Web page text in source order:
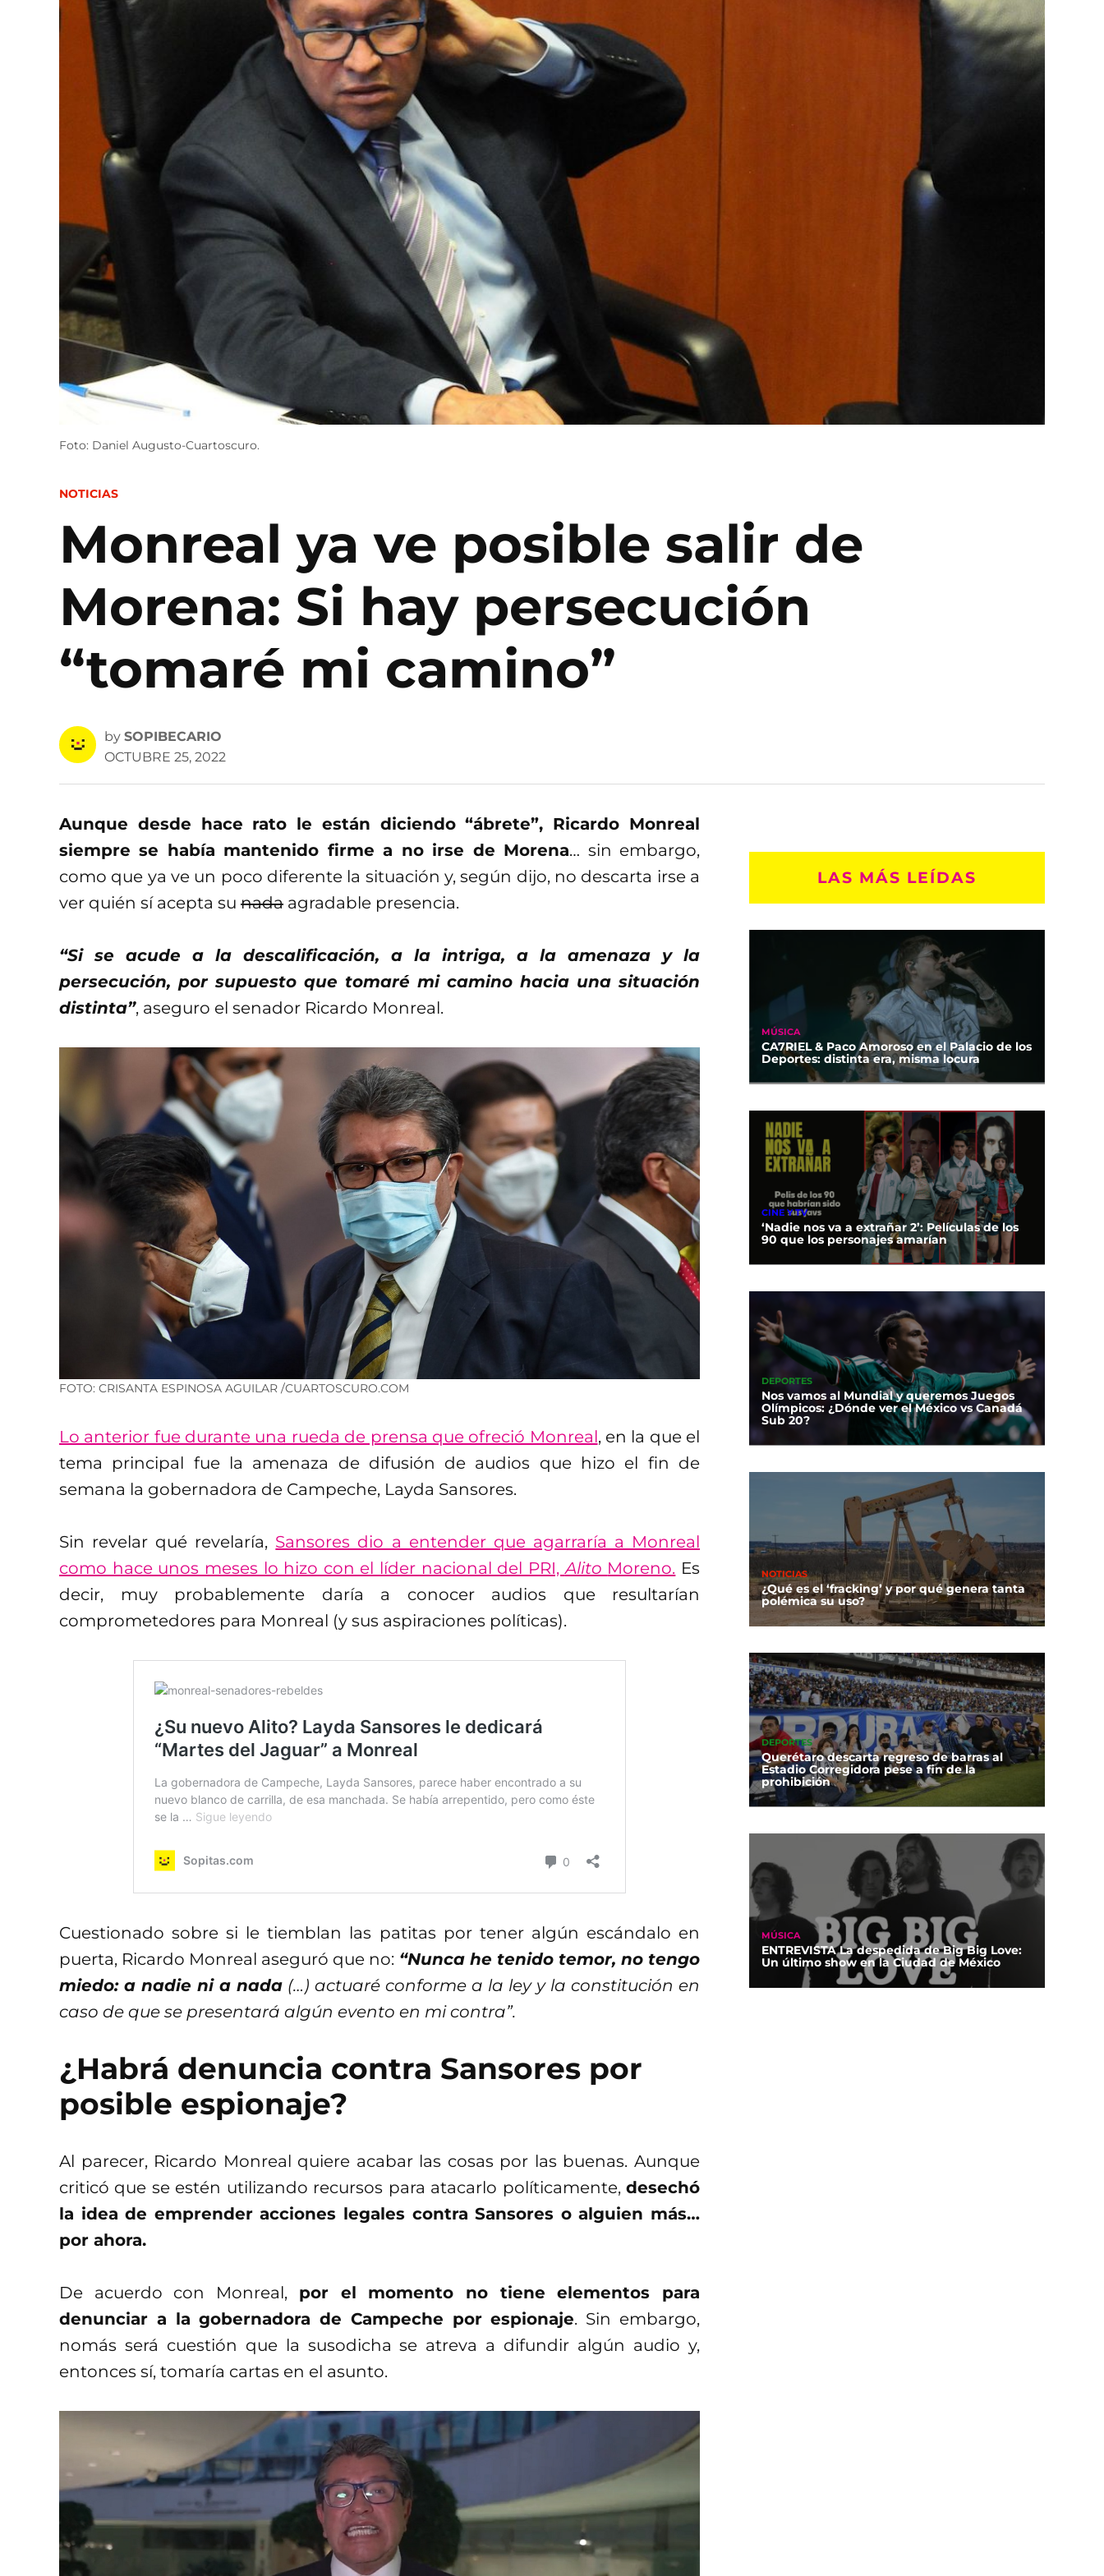
Foto: Daniel Augusto-Cuartoscuro.
POSTED
NOTICIAS
Monreal ya ve posible salir de
Morena: Si hay persecución
“tomaré mi camino”
by SOPIBECARIO
OCTUBRE 25, 2022
Aunque desde hace rato le están diciendo “ábrete”, Ricardo Monreal
siempre se había mantenido firme a no irse de Morena… sin embargo,
como que ya ve un poco diferente la situación y, según dijo, no descarta irse a
ver quién sí acepta su nada agradable presencia.
“Si se acude a la descalificación, a la intriga, a la amenaza y la
persecución, por supuesto que tomaré mi camino hacia una situación
distinta”, aseguro el senador Ricardo Monreal.
FOTO: CRISANTA ESPINOSA AGUILAR /CUARTOSCURO.COM
Lo anterior fue durante una rueda de prensa que ofreció Monreal, en la que el
tema principal fue la amenaza de difusión de audios que hizo el fin de
semana la gobernadora de Campeche, Layda Sansores.
Sin revelar qué revelaría, Sansores dio a entender que agarraría a Monreal
como hace unos meses lo hizo con el líder nacional del PRI,Alito Moreno. Es
decir, muy probablemente daría a conocer audios que resultarían
comprometedores para Monreal (y sus aspiraciones políticas).
Cuestionado sobre si le tiemblan las patitas por tener algún escándalo en
puerta, Ricardo Monreal aseguró que no: “Nunca he tenido temor, no tengo
miedo: a nadie ni a nada (…) actuaré conforme a la ley y la constitución en
caso de que se presentará algún evento en mi contra”.
¿Habrá denuncia contra Sansores por
posible espionaje?
Al parecer, Ricardo Monreal quiere acabar las cosas por las buenas. Aunque
criticó que se estén utilizando recursos para atacarlo políticamente, desechó
la idea de emprender acciones legales contra Sansores o alguien más…
por ahora.
De acuerdo con Monreal, por el momento no tiene elementos para
denunciar a la gobernadora de Campeche por espionaje. Sin embargo,
nomás será cuestión que la susodicha se atreva a difundir algún audio y,
entonces sí, tomaría cartas en el asunto.
LAS MÁS LEÍDAS
MÚSICA
CA7RIEL & Paco Amoroso en el Palacio de los
Deportes: distinta era, misma locura
CINE Y TV
‘Nadie nos va a extrañar 2’: Películas de los
90 que los personajes amarían
DEPORTES
Nos vamos al Mundial y queremos Juegos
Olímpicos: ¿Dónde ver el México vs Canadá
Sub 20?
NOTICIAS
¿Qué es el ‘fracking’ y por qué genera tanta
polémica su uso?
DEPORTES
Querétaro descarta regreso de barras al
Estadio Corregidora pese a fin de la
prohibición
MÚSICA
ENTREVISTA La despedida de Big Big Love:
Un último show en la Ciudad de México